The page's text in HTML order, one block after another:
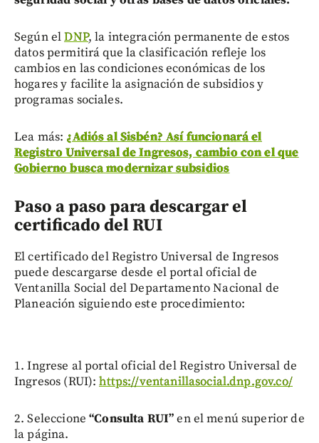
Según elDNP, la integración permanente de estos
datos permitirá que la clasificación refleje los
cambios en las condiciones económicas de los
hogares y facilite la asignación de subsidios y
programas sociales.
Lea más: ¿Adiós al Sisbén? Así funcionará el
Registro Universal de Ingresos, cambio con el que
Gobierno busca modernizar subsidios
Paso a paso para descargar el
certificado del RUI
El certificado del Registro Universal de Ingresos
puede descargarse desde el portal oficial de
Ventanilla Social del Departamento Nacional de
Planeación siguiendo este procedimiento:
1. Ingrese al portal oficial del Registro Universal de
Ingresos (RUI):https://ventanillasocial.dnp.gov.co/
2. Seleccione“Consulta RUI”en el menú superior de
la página.